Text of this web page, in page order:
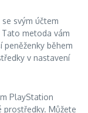
svým účtem
metoda vám
během
v nastavení
PlayStation
prostředky. Můžete